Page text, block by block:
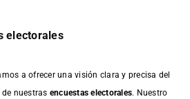
electorales
a ofrecer una visión clara y precisa del
nuestras encuestas electorales. Nuestro